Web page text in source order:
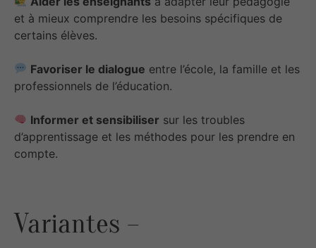
et à mieux comprendre les besoins spécifiques de
certains élèves.
Favoriser le dialogue entre l’école, la famille et les
professionnels de l’éducation.
Informer et sensibiliser sur les troubles
d’apprentissage et les méthodes pour les prendre en
compte.
Variantes –